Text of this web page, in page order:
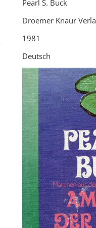
Pearl S. Buck
Droemer Knaur
1981
Deutsch